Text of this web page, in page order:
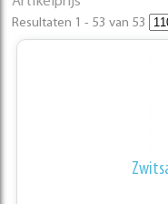
Resultaten 1 - 53 van 53